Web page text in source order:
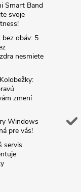
Smart Band
svoje
obáv: 5
nesmiete
zmení
Windows
pre vás!
servis